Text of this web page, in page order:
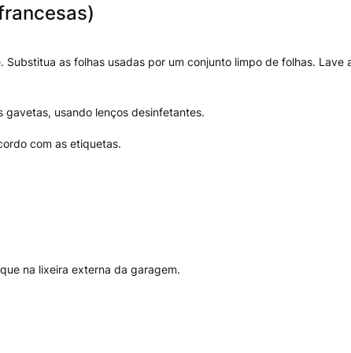
as folhas usadas por um conjunto limpo de folhas. Lave
gavetas, usando lenços desinfetantes.
com as etiquetas.
na lixeira externa da garagem.